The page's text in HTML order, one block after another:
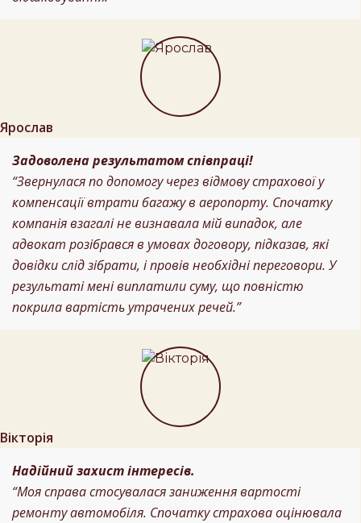
Ярослав
Задоволена результатом співпраці!
“Звернулася по допомогу через відмову страхової у
компенсації втрати багажу в аеропорту. Спочатку
компанія взагалі не визнавала мій випадок, але
адвокат розібрався в умовах договору, підказав, які
довідки слід зібрати, і провів необхідні переговори. У
результаті мені виплатили суму, що повністю
покрила вартість утрачених речей.”
Вікторія
Надійний захист інтересів.
“Моя справа стосувалася заниження вартості
ремонту автомобіля. Спочатку страхова оцінювала